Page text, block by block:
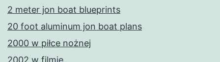
2 meter jon boat blueprints
20 foot aluminum jon boat plans
2000 w piłce nożnej
2002 w filmie